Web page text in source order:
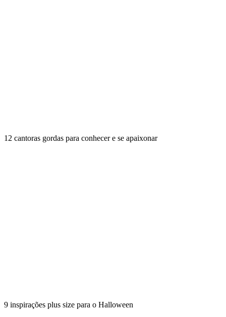
12 cantoras gordas para conhecer e se apaixonar
9 inspirações plus size para o Halloween